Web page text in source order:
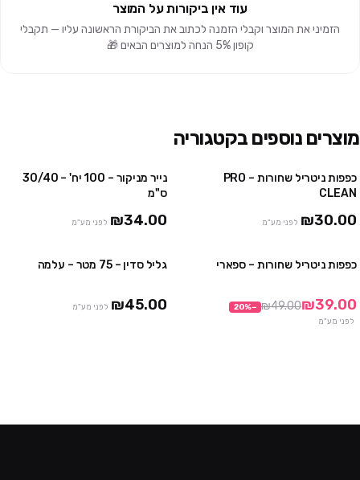
עוד אין ביקורות על המוצר
הזמיני את המוצר וקבלי הזמנה לכתוב את הביקורת הראשונה עליו — תקבלי
קופון 5% הנחה למוצרים הבאים 🎁
מוצרים נוספים בקטגוריה
כפפות ניטריל שחורות – PRO
CLEAN
₪30.00 לפני מע"מ
נייר מניקור – 100 יח' – 30/40
ס"מ
₪34.00 לפני מע"מ
כפפות ניטריל שחורות – ספארי
₪39.00
₪49.00
−
20%
לפני מע"מ
גליל סדין – 75 מטר – עלמה
₪45.00 לפני מע"מ